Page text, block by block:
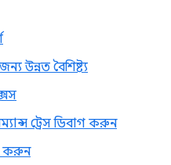
উন্নত বৈশিষ্ট্য
ট্রেস ডিবাগ করুন
করুন